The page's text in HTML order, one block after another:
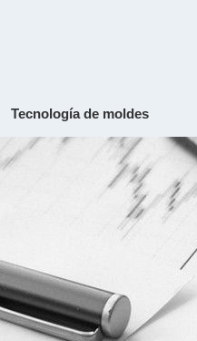
Tecnología de moldes